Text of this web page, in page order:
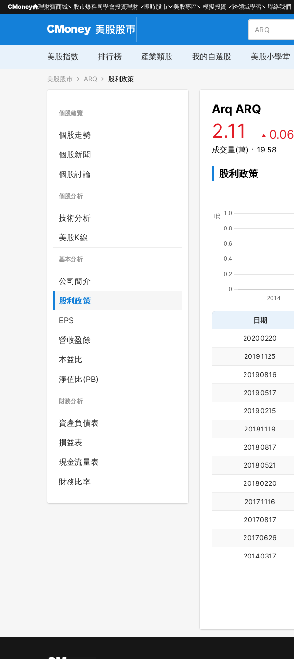
CMoney 理財寶商城 股市爆料同學會投資理財 即時股市 美股專區 模擬投資 跨領域學習 聯絡我們
美股指數 排行榜 產業類股 我的自選股 美股小學堂
美股股市 ARQ 股利政策
個股總覽
個股走勢
個股新聞
個股討論
個股分析
技術分析
美股K線
基本分析
公司簡介
股利政策
EPS
營收盈餘
本益比
淨值比(PB)
財務分析
資產負債表
損益表
現金流量表
財務比率
Arq ARQ
2.11 0.06
成交量(萬)：19.58
股利政策
日期
20200220
20191125
20190816
20190517
20190215
20181119
20180817
20180521
20180220
20171116
20170817
20170626
20140317